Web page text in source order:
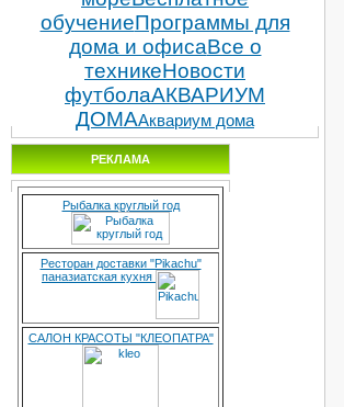
обучениеПрограммы для
дома и офисаВсе о
техникеНовости
футболаАКВАРИУМ
ДОМААквариум дома
РЕКЛАМА
Рыбалка круглый год
Ресторан доставки "Pikachu"
паназиатская кухня
САЛОН КРАСОТЫ "КЛЕОПАТРА"